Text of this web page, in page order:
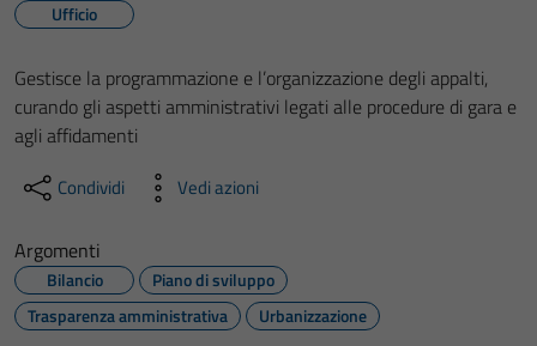
Ufficio
Gestisce la programmazione e l’organizzazione degli appalti,
curando gli aspetti amministrativi legati alle procedure di gara e
agli affidamenti
Condividi Vedi azioni
Argomenti
Bilancio
Piano di sviluppo
Trasparenza amministrativa
Urbanizzazione